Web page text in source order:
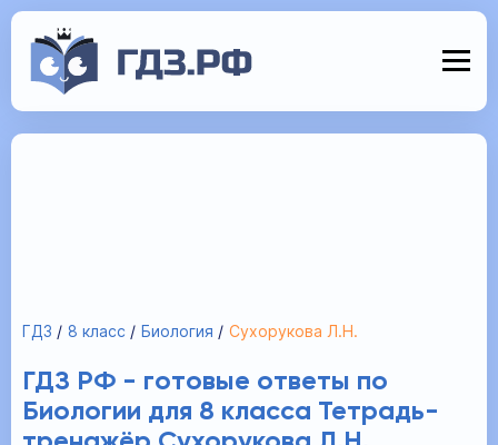
ГДЗ 8 класс Биология Сухорукова Л.Н.
ГДЗ РФ - готовые ответы по
Биологии для 8 класса Тетрадь-